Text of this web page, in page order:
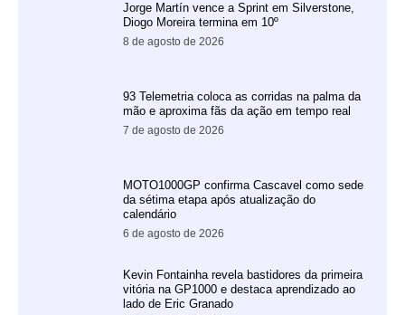
Jorge Martín vence a Sprint em Silverstone,
Diogo Moreira termina em 10º
8 de agosto de 2026
93 Telemetria coloca as corridas na palma da
mão e aproxima fãs da ação em tempo real
7 de agosto de 2026
MOTO1000GP confirma Cascavel como sede
da sétima etapa após atualização do
calendário
6 de agosto de 2026
Kevin Fontainha revela bastidores da primeira
vitória na GP1000 e destaca aprendizado ao
lado de Eric Granado